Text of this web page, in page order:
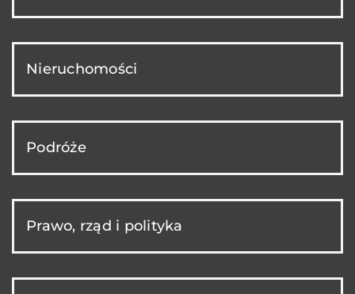
Nieruchomości
Podróże
Prawo, rząd i polityka